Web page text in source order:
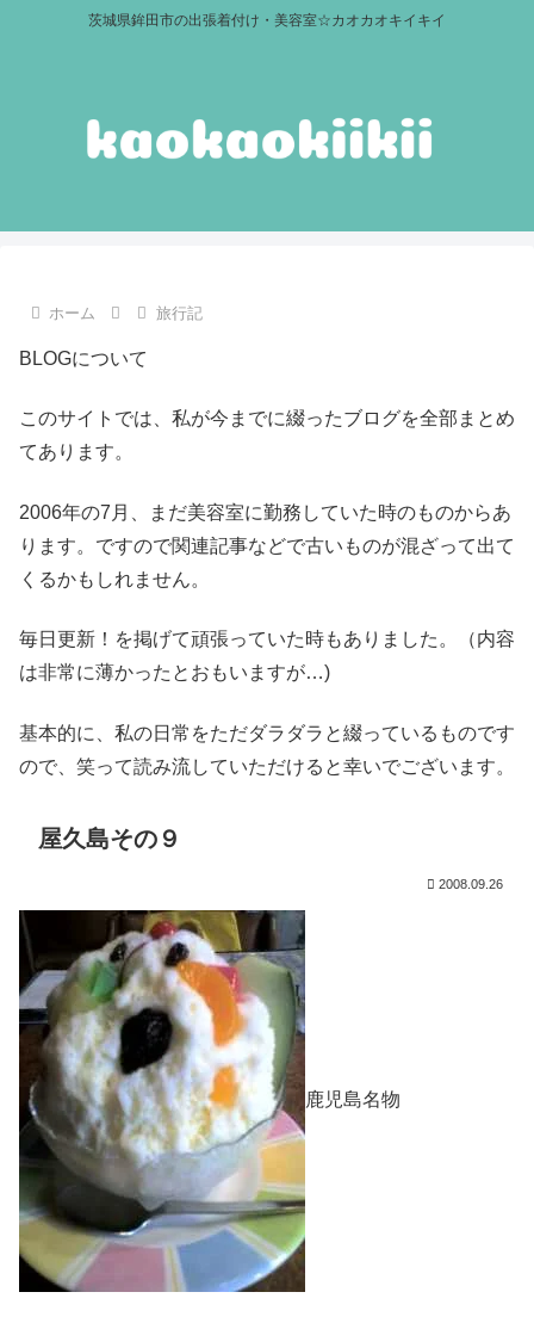
茨城県鉾田市の出張着付け・美容室☆カオカオキイキイ
ホーム 旅行記
BLOGについて
このサイトでは、私が今までに綴ったブログを全部まとめ
てあります。
2006年の7月、まだ美容室に勤務していた時のものからあ
ります。ですので関連記事などで古いものが混ざって出て
くるかもしれません。
毎日更新！を掲げて頑張っていた時もありました。（内容
は非常に薄かったとおもいますが…)
基本的に、私の日常をただダラダラと綴っているものです
ので、笑って読み流していただけると幸いでございます。
屋久島その９
2008.09.26
鹿児島名物